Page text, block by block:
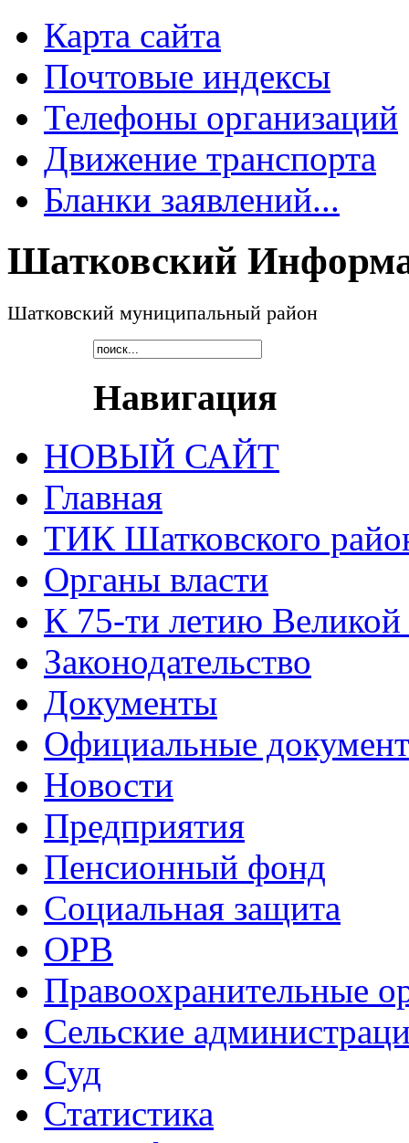
Карта сайта
Почтовые индексы
Телефоны организаций
Движение транспорта
Бланки заявлений...
Шатковский
Шатковский муниципальный район
Навигация
НОВЫЙ САЙТ
Главная
ТИК Шатковского
Органы власти
К 75-ти летию
Законодательство
Документы
Официальные
Новости
Предприятия
Пенсионный фонд
Социальная защита
ОРВ
Правоохранительные
Сельские
Суд
Статистика